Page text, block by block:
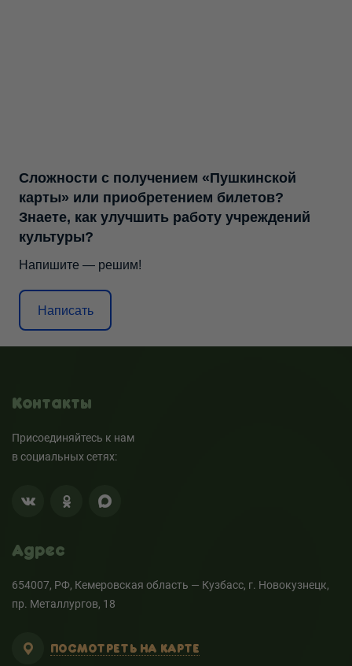
Сложности с получением «Пушкинской
карты» или приобретением билетов?
Знаете, как улучшить работу учреждений
культуры?
Напишите — решим!
Написать
Контакты
Присоединяйтесь к нам
в социальных сетях:
Адрес
654007, РФ, Кемеровская область — Кузбасс, г. Новокузнецк,
пр. Металлургов, 18
ПОСМОТРЕТЬ НА КАРТЕ